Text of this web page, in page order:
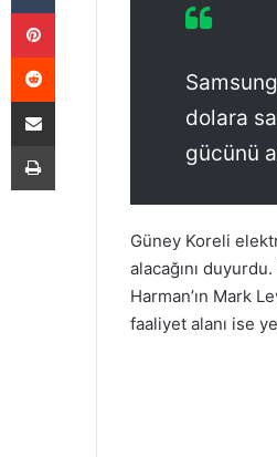
dolara
gücünü
Güney Koreli
alacağını
Harman’ın Mark
faaliyet alanı ise
Pinterest
Reddit
E-Posta ile paylaş